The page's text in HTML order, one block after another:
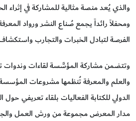
والذي يُعد منصة مثالية للمشاركة في إثراء
ومحفلاً رائداً يجمع صُناع النشر ورواد
الفرصة لتبادل الخبرات والتجارب
وتتضمن مشاركة المؤسَّسة لقاءات وندوات
والعلم والمعرفة تُنظمها مشروعات
الدولي للكتابة الفعاليات بلقاء تعريفي
مدار المعرض مجموعة من ورش العمل